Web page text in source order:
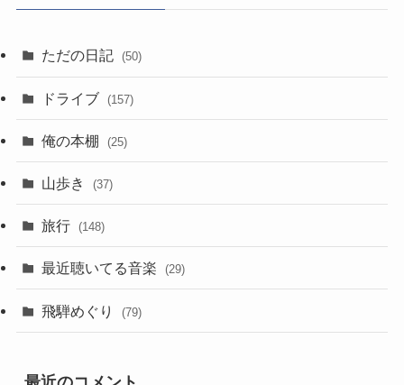
ただの日記 (50)
ドライブ (157)
俺の本棚 (25)
山歩き (37)
旅行 (148)
最近聴いてる音楽 (29)
飛騨めぐり (79)